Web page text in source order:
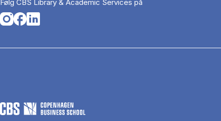
Følg CBS Library & Academic Services på
Opens in a new tab
Opens in a new tab
Opens in a new tab